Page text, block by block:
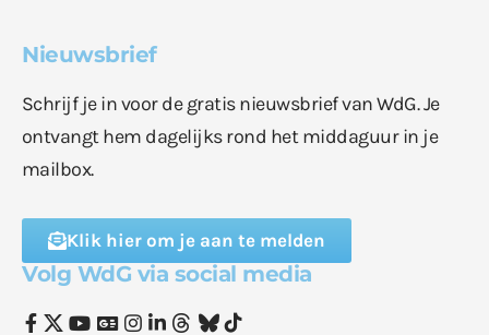
Nieuwsbrief
Schrijf je in voor de gratis nieuwsbrief van WdG. Je
ontvangt hem dagelijks rond het middaguur in je
mailbox.
Klik hier om je aan te melden
Volg WdG via social media